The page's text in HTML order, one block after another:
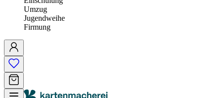
Umzug
Jugendweihe
Firmung